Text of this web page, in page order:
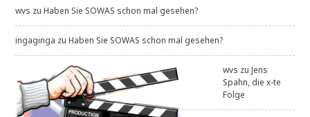
wvs zuHaben Sie SOWAS schon mal gesehen?
ingaginga zuHaben Sie SOWAS schon mal gesehen?
wvs zuJens
Spahn, die x-te
Folge